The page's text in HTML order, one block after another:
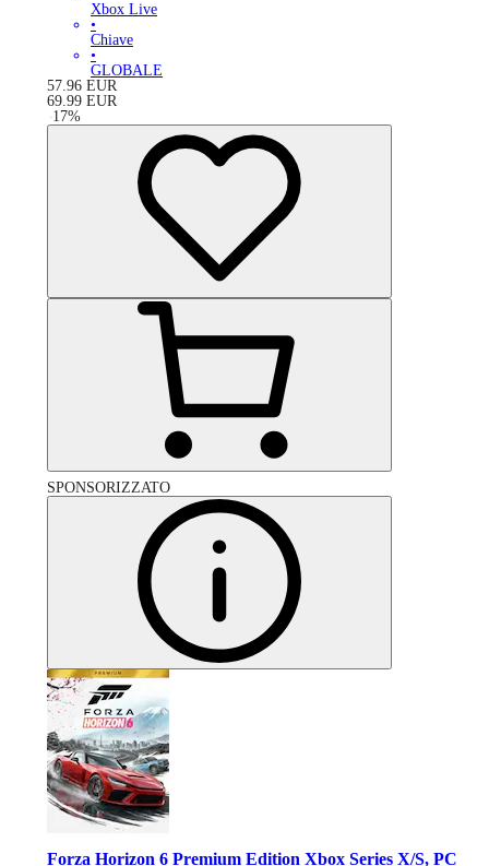
Xbox Live
•
Chiave
•
GLOBALE
57.96 EUR
69.99 EUR
-17%
SPONSORIZZATO
Forza Horizon 6 Premium Edition Xbox Series X/S, PC